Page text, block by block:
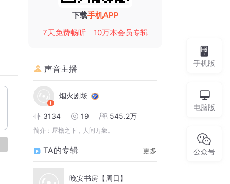
下载手机APP
7天免费畅听
10万本会员专辑
声音主播
烟火剧场
3134 19 545.2万
简介： 屋檐之下，人间万象。
TA的专辑 更多
晚安书房【周日】
手机版
电脑版
公众号